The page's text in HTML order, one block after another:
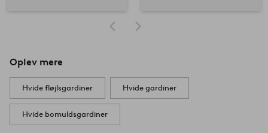
Oplev mere
Hvide fløjlsgardiner Hvide gardiner
Hvide bomuldsgardiner